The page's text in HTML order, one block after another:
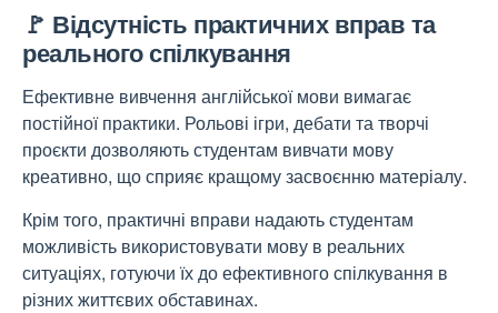
🚩 Відсутність практичних вправ та
реального спілкування
Ефективне вивчення англійської мови вимагає
постійної практики. Рольові ігри, дебати та творчі
проєкти дозволяють студентам вивчати мову
креативно, що сприяє кращому засвоєнню матеріалу.
Крім того, практичні вправи надають студентам
можливість використовувати мову в реальних
ситуаціях, готуючи їх до ефективного спілкування в
різних життєвих обставинах.